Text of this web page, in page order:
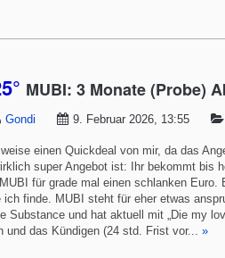
MUBI: 3 Monate (Probe)
Gondi 9. Februar 2026, 13:55
einen Quickdeal von mir, da das
super Angebot ist: Ihr bekommt bis
für grade mal einen schlanken Euro.
finde. MUBI steht für eher etwas
Substance und hat aktuell mit „Die my
und das Kündigen (24 std. Frist vor... »